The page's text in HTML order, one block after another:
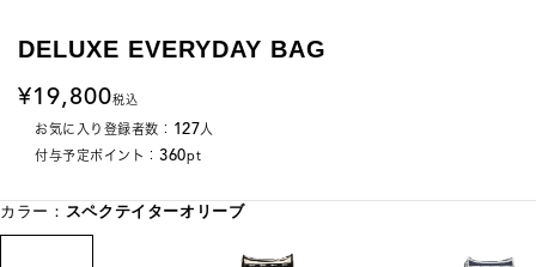
DELUXE EVERYDAY BAG
19,800税込
お気に入り登録者数： 127人
付与予定ポイント： 360pt
カラー： スペクテイターオリーブ